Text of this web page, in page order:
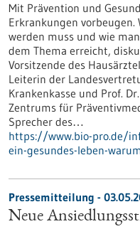
Mit Prävention und
Erkrankungen vorbeugen.
werden muss und wie
dem Thema erreicht,
Vorsitzende des
Leiterin der
Krankenkasse und Prof.
Zentrums für
Sprecher des…
https://www.bio-pro.de/
ein-gesundes-leben-
Pressemitteilung -
Neue